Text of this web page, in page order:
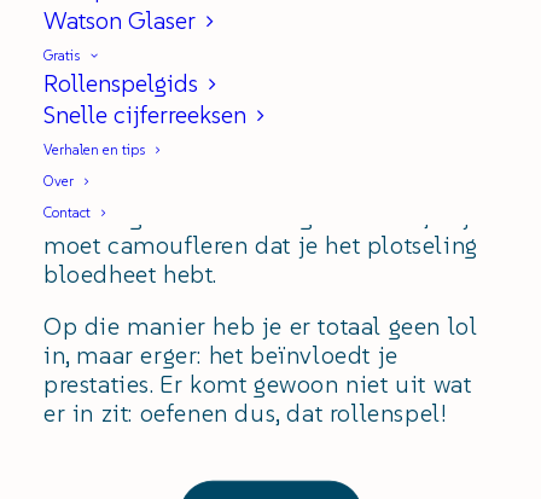
Watson Glaser
Gratis
Rollenspelgids
Snelle cijferreeksen
Verhalen en tips
Over
Contact
Oh no…. een Rollenspel in m’n
assessment!
Hoe kan ik dat voorbereiden?
Wat kan er mis gaan?
Je hebt een hekel aan 'toneelspelen', het
dóórvragen werkt voor geen meter, of je
moet camoufleren dat je het plotseling
bloedheet hebt.
Op die manier heb je er totaal geen lol
in, maar erger: het beïnvloedt je
prestaties. Er komt gewoon niet uit wat
er in zit: oefenen dus, dat rollenspel!